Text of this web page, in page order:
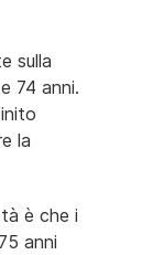
sulla
74 anni.
la
è che i
anni